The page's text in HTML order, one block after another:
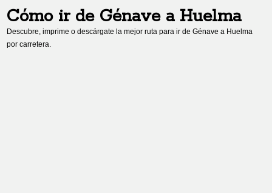
Cómo ir de Génavea Huelma
Descubre, imprime o descárgate la mejor ruta para ir deGénave a Huelma
por carretera.